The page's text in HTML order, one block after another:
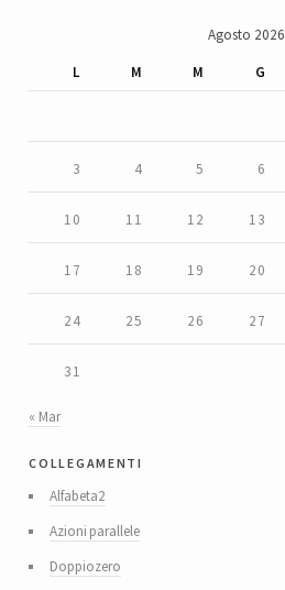
Agosto 2026
L
M M G
3 4 5 6
10 11 12 13
17 18 19 20
24 25 26 27
31
« Mar
collegamenti
Alfabeta2
Azioni parallele
Doppiozero